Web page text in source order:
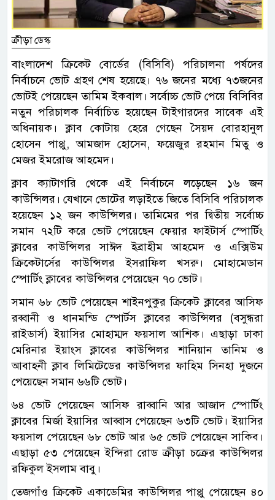
ক্রীড়া ডেস্ক
বাংলাদেশ ক্রিকেট বোর্ডের (বিসিবি) পরিচালনা পর্ষদের
নির্বাচনে ভোট গ্রহণ শেষ হয়েছে। ৭৬ জনের মধ্যে ৭৩জনের
ভোটই পেয়েছেন তামিম ইকবাল। সর্বোচ্চ ভোট পেয়ে বিসিবির
নতুন পরিচালক নির্বাচিত হয়েছেন টাইগারদের সাবেক এই
অধিনায়ক। ক্লাব কোটায় হেরে গেছেন সৈয়দ বোরহানুল
হোসেন পাপ্পু, আমজাদ হোসেন, ফয়েজুর রহমান মিতু ও
মেজর ইমরোজ আহমেদ।
ক্লাব ক্যাটাগরি থেকে এই নির্বাচনে লড়েছেন ১৬ জন
কাউন্সিলর। যেখানে ভোটের লড়াইতে জিতে বিসিবি পরিচালক
হয়েছেন ১২ জন কাউন্সিলর। তামিমের পর দ্বিতীয় সর্বোচ্চ
সমান ৭২টি করে ভোট পেয়েছেন ফেয়ার ফাইটার্স স্পোর্টিং
ক্লাবের কাউন্সিলর সাঈদ ইব্রাহীম আহমেদ ও এক্সিউম
ক্রিকেটার্সের কাউন্সিলর ইসরাফিল খসরু। মোহামেডান
স্পোর্টিং ক্লাবের কাউন্সিলর পেয়েছেন ৭০ ভোট।
সমান ৬৮ ভোট পেয়েছেন শাইনপুকুর ক্রিকেট ক্লাবের আসিফ
রব্বানী ও ধানমন্ডি স্পোর্টস ক্লাবের কাউন্সিলর (বসুন্ধরা
রাইডার্স) ইয়াসির মোহাম্মদ ফয়সাল আশিক। এছাড়া ঢাকা
মেরিনার ইয়াংস ক্লাবের কাউন্সিলর শানিয়ান তানিম ও
আবাহনী ক্লাব লিমিটেডের কাউন্সিলর ফাহিম সিনহা দুজনে
পেয়েছেন সমান ৬৬টি ভোট।
৬৪ ভোট পেয়েছেন আসিফ রাব্বানি আর আজাদ স্পোর্টিং
ক্লাবের মির্জা ইয়াসির আব্বাস পেয়েছেন ৬৩টি ভোট। ইয়াসির
ফয়সাল পেয়েছেন ৬৮ ভোট আর ৬৫ ভোট পেয়েছেন সাকিব।
এছাড়া ৫৩ পেয়েছেন ইন্দিরা রোড ক্রীড়া চক্রের কাউন্সিলর
রফিকুল ইসলাম বাবু।
তেজগাঁও ক্রিকেট একাডেমির কাউন্সিলর পাপ্পু পেয়েছেন ৪০